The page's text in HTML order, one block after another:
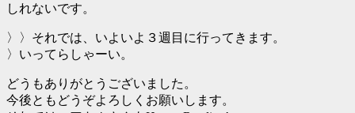
しれないです。
〉〉それでは、いよいよ３週目に行ってきます。
〉いってらしゃーい。
どうもありがとうございました。
今後ともどうぞよろしくお願いします。